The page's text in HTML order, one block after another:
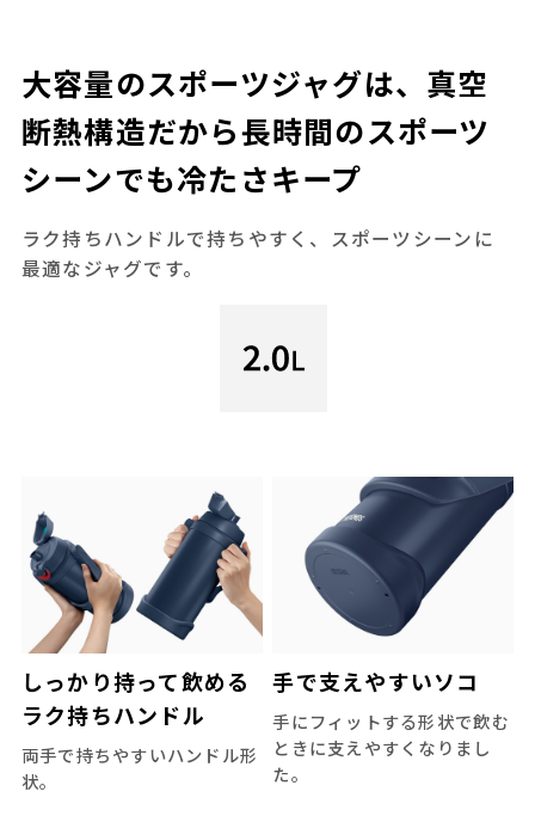
大容量のスポーツジャグは、真空
断熱構造だから長時間のスポーツ
シーンでも冷たさキープ
ラク持ちハンドルで持ちやすく、スポーツシーンに
最適なジャグです。
しっかり持って飲める
ラク持ちハンドル
両手で持ちやすいハンドル形
状。
手で支えやすいソコ
手にフィットする形状で飲む
ときに支えやすくなりまし
た。